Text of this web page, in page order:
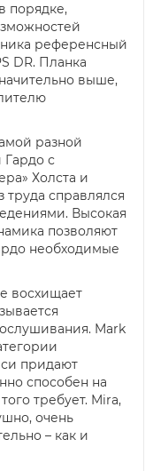
порядке,
референсный
DR. Планка
выше,
разной
Гардо с
Холста и
труда справлялся
Высокая
позволяют
необходимые
восхищает
Mark
придают
способен на
требует. Mira,
очень
– как и